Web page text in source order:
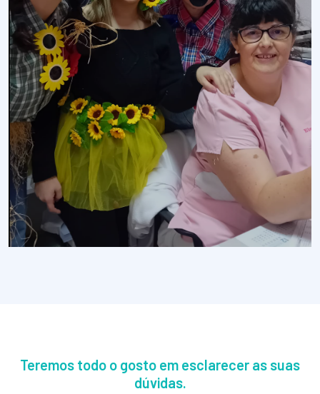
Teremos todo o gosto em esclarecer as suas
dúvidas.